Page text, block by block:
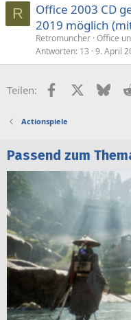
R
Office 2003 CD
2019 möglich
Retromuncher Office
Antworten 13 9. April
Teilen: Facebook
X
Actionspiele
Passend zum